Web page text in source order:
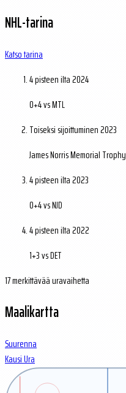
NHL-tarina
Katso tarina
4 pisteen ilta2024
0+4 vs MTL
Toiseksi sijoittuminen2023
James Norris Memorial Trophy
4 pisteen ilta2023
0+4 vs NJD
4 pisteen ilta2022
1+3 vs DET
17 merkittävää uravaihetta
Maalikartta
Suurenna
KausiUra